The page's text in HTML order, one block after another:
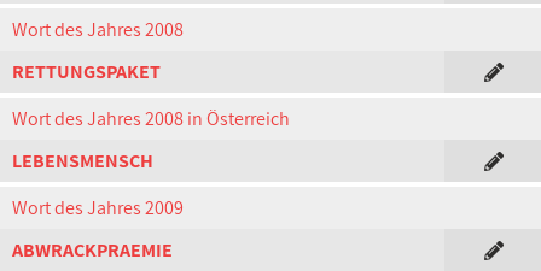
Wort des Jahres 2008
RETTUNGSPAKET
Wort des Jahres 2008 in Österreich
LEBENSMENSCH
Wort des Jahres 2009
ABWRACKPRAEMIE